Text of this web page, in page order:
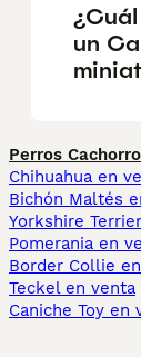
un
Perros
Chihuahua en
Bichón Maltés
Yorkshire
Pomerania en
Border Collie
Teckel en venta
Caniche Toy en